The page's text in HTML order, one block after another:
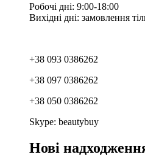
Робочі дні: 9:00-18:00
Вихідні дні: замовлення
+38 093 0386262
+38 097 0386262
+38 050 0386262
Skype: beautybuy
Нові